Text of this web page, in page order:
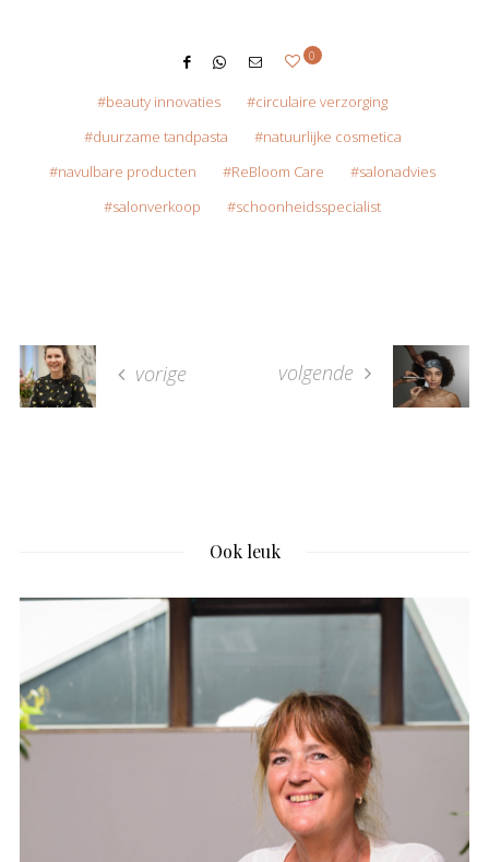
0
beauty innovaties
circulaire verzorging
duurzame tandpasta
natuurlijke cosmetica
navulbare producten
ReBloom Care
salonadvies
salonverkoop
schoonheidsspecialist
vorige volgende
Ook leuk